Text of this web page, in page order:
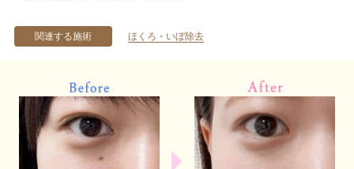
関連する施術 ほくろ・いぼ除去